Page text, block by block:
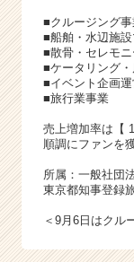
■クルージング
■船舶・水辺施設
■散骨・セレモ
■ケータリング
■イベント企画
■旅行業事業
売上増加率は【
順調にファンを
所属：一般社団
東京都知事登録
＜9月6日はクル